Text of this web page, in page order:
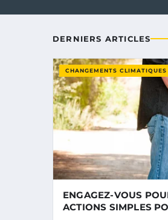
DERNIERS ARTICLES
CHANGEMENTS CLIMATIQUES
ENGAGEZ-VOUS
ACTIONS SIMPLES